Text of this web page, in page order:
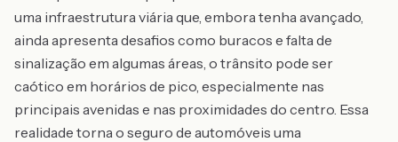
uma infraestrutura viária que, embora tenha avançado,
ainda apresenta desafios como buracos e falta de
sinalização em algumas áreas, o trânsito pode ser
caótico em horários de pico, especialmente nas
principais avenidas e nas proximidades do centro. Essa
realidade torna o seguro de automóveis uma